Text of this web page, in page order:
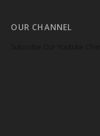
OUR CHANNEL